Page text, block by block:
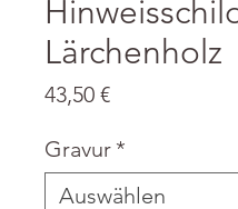
Lärchenholz
43,50 €Preis
Gravur *